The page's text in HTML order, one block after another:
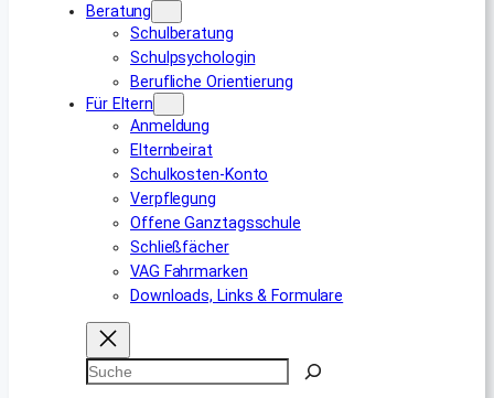
Beratung
Schulberatung
Schulpsychologin
Berufliche Orientierung
Für Eltern
Anmeldung
Elternbeirat
Schulkosten-Konto
Verpflegung
Offene Ganztagsschule
Schließfächer
VAG Fahrmarken
Downloads, Links & Formulare
Suchen